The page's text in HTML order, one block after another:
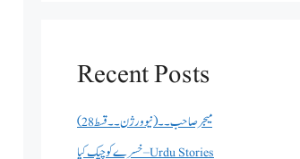
Recent Posts
میجر صاحب۔۔( نیو ورژن ۔۔قسط 28)
خسرے کو چیک کیا – Urdu Stories